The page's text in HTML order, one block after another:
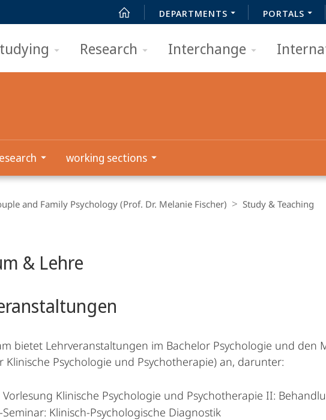
DEPARTMENTS PORTALS
Research Interchange
working sections
and Family Psychology (Prof. Dr. Melanie Fischer) Study & Teaching
& Lehre
bietet Lehrveranstaltungen im Bachelor Psychologie und den
Klinische Psychologie und Psychotherapie) an, darunter:
Vorlesung Klinische Psychologie und Psychotherapie II:
Seminar: Klinisch-Psychologische Diagnostik